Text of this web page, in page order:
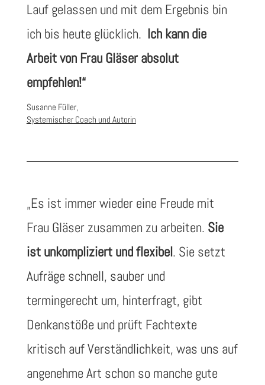
Lauf gelassen und mit dem Ergebnis bin
ich bis heute glücklich. Ich kann die
Arbeit von Frau Gläser absolut
empfehlen!“
Susanne Füller,
Systemischer Coach und Autorin
„Es ist immer wieder eine Freude mit
Frau Gläser zusammen zu arbeiten. Sie
ist unkompliziert und flexibel. Sie setzt
Aufräge schnell, sauber und
termingerecht um, hinterfragt, gibt
Denkanstöße und prüft Fachtexte
kritisch auf Verständlichkeit, was uns auf
angenehme Art schon so manche gute